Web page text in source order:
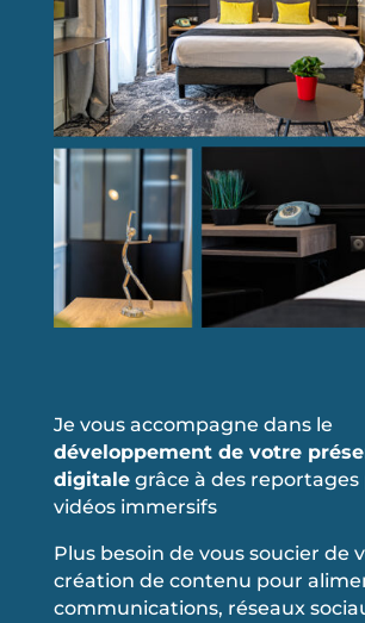
Je vous accompagne dans le
développement de votre
digitalegrâce à des reportages
vidéos immersifs
Plus besoin de vous soucier de
création de contenu pour
communications, réseaux